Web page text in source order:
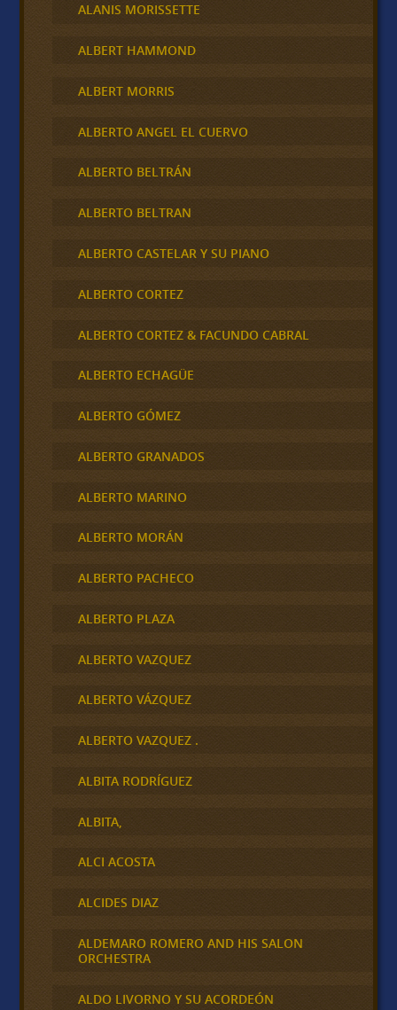
ALANIS MORISSETTE
ALBERT HAMMOND
ALBERT MORRIS
ALBERTO ANGEL EL CUERVO
ALBERTO BELTRÁN
ALBERTO BELTRAN
ALBERTO CASTELAR Y SU PIANO
ALBERTO CORTEZ
ALBERTO CORTEZ & FACUNDO CABRAL
ALBERTO ECHAGÜE
ALBERTO GÓMEZ
ALBERTO GRANADOS
ALBERTO MARINO
ALBERTO MORÁN
ALBERTO PACHECO
ALBERTO PLAZA
ALBERTO VAZQUEZ
ALBERTO VÁZQUEZ
ALBERTO VAZQUEZ .
ALBITA RODRÍGUEZ
ALBITA,
ALCI ACOSTA
ALCIDES DIAZ
ALDEMARO ROMERO AND HIS SALON
ORCHESTRA
ALDO LIVORNO Y SU ACORDEÓN